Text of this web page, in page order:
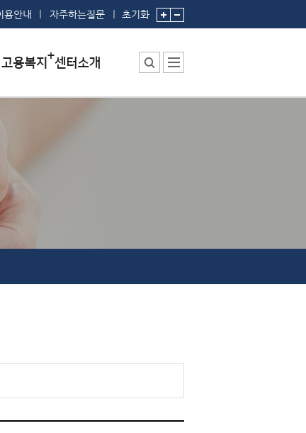
용안내 자주하는질문 초기화
부서 및 직원소개
시설안내
찾아오시는 길